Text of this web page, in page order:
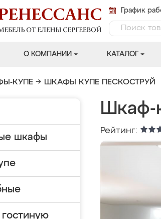
График
О КОМПАНИИ КАТАЛОГ
КУПЕ → ШКАФЫ КУПЕ ПЕСКОСТРУЙ
шкафы
Шкаф-
Рейтинг: